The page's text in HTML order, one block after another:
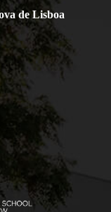
de Lisboa